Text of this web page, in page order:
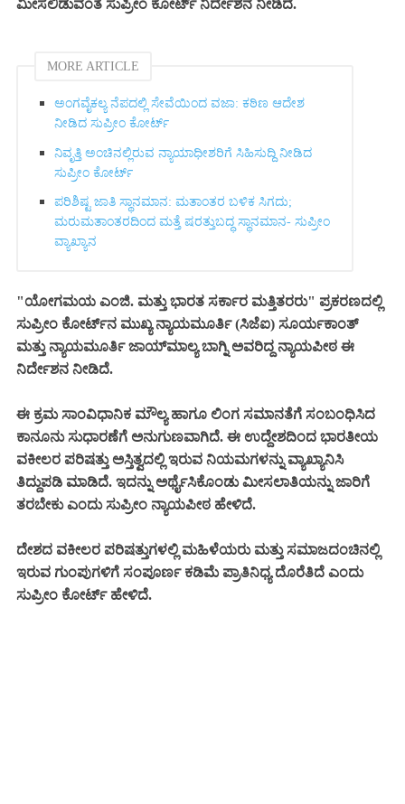
ಮೀಸಲಿಡುವಂತೆ ಸುಪ್ರೀಂ ಕೋರ್ಟ್ ನಿರ್ದೇಶನ ನೀಡಿದೆ.
MORE ARTICLE
ಅಂಗವೈಕಲ್ಯ ನೆಪದಲ್ಲಿ ಸೇವೆಯಿಂದ ವಜಾ: ಕಠಿಣ ಆದೇಶ
ನೀಡಿದ ಸುಪ್ರೀಂ ಕೋರ್ಟ್‌
ನಿವೃತ್ತಿ ಅಂಚಿನಲ್ಲಿರುವ ನ್ಯಾಯಾಧೀಶರಿಗೆ ಸಿಹಿಸುದ್ದಿ ನೀಡಿದ
ಸುಪ್ರೀಂ ಕೋರ್ಟ್‌
ಪರಿಶಿಷ್ಟ ಜಾತಿ ಸ್ಥಾನಮಾನ: ಮತಾಂತರ ಬಳಿಕ ಸಿಗದು;
ಮರುಮತಾಂತರದಿಂದ ಮತ್ತೆ ಷರತ್ತುಬದ್ಧ ಸ್ಥಾನಮಾನ- ಸುಪ್ರೀಂ
ವ್ಯಾಖ್ಯಾನ
"ಯೋಗಮಯ ಎಂಜಿ. ಮತ್ತು ಭಾರತ ಸರ್ಕಾರ ಮತ್ತಿತರರು" ಪ್ರಕರಣದಲ್ಲಿ
ಸುಪ್ರೀಂ ಕೋರ್ಟ್‌ನ ಮುಖ್ಯ ನ್ಯಾಯಮೂರ್ತಿ (ಸಿಜೆಐ) ಸೂರ್ಯಕಾಂತ್
ಮತ್ತು ನ್ಯಾಯಮೂರ್ತಿ ಜಾಯ್‌ಮಾಲ್ಯ ಬಾಗ್ನಿ ಅವರಿದ್ದ ನ್ಯಾಯಪೀಠ ಈ
ನಿರ್ದೇಶನ ನೀಡಿದೆ.
ಈ ಕ್ರಮ ಸಾಂವಿಧಾನಿಕ ಮೌಲ್ಯ ಹಾಗೂ ಲಿಂಗ ಸಮಾನತೆಗೆ ಸಂಬಂಧಿಸಿದ
ಕಾನೂನು ಸುಧಾರಣೆಗೆ ಅನುಗುಣವಾಗಿದೆ. ಈ ಉದ್ದೇಶದಿಂದ ಭಾರತೀಯ
ವಕೀಲರ ಪರಿಷತ್ತು ಅಸ್ತಿತ್ವದಲ್ಲಿ ಇರುವ ನಿಯಮಗಳನ್ನು ವ್ಯಾಖ್ಯಾನಿಸಿ
ತಿದ್ದುಪಡಿ ಮಾಡಿದೆ. ಇದನ್ನು ಅರ್ಥೈಸಿಕೊಂಡು ಮೀಸಲಾತಿಯನ್ನು ಜಾರಿಗೆ
ತರಬೇಕು ಎಂದು ಸುಪ್ರೀಂ ನ್ಯಾಯಪೀಠ ಹೇಳಿದೆ.
ದೇಶದ ವಕೀಲರ ಪರಿಷತ್ತುಗಳಲ್ಲಿ ಮಹಿಳೆಯರು ಮತ್ತು ಸಮಾಜದಂಚಿನಲ್ಲಿ
ಇರುವ ಗುಂಪುಗಳಿಗೆ ಸಂಪೂರ್ಣ ಕಡಿಮೆ ಪ್ರಾತಿನಿಧ್ಯ ದೊರೆತಿದೆ ಎಂದು
ಸುಪ್ರೀಂ ಕೋರ್ಟ್ ಹೇಳಿದೆ.